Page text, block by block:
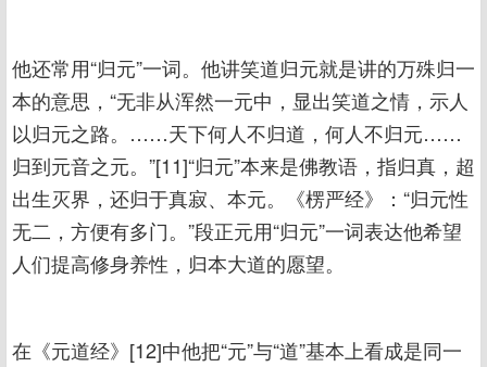
他还常用“归元”一词。他讲笑道归元就是讲的万殊归一
本的意思，“无非从浑然一元中，显出笑道之情，示人
以归元之路。……天下何人不归道，何人不归元……
归到元音之元。”[11]“归元”本来是佛教语，指归真，超
出生灭界，还归于真寂、本元。《楞严经》：“归元性
无二，方便有多门。”段正元用“归元”一词表达他希望
人们提高修身养性，归本大道的愿望。
在《元道经》[12]中他把“元”与“道”基本上看成是同一